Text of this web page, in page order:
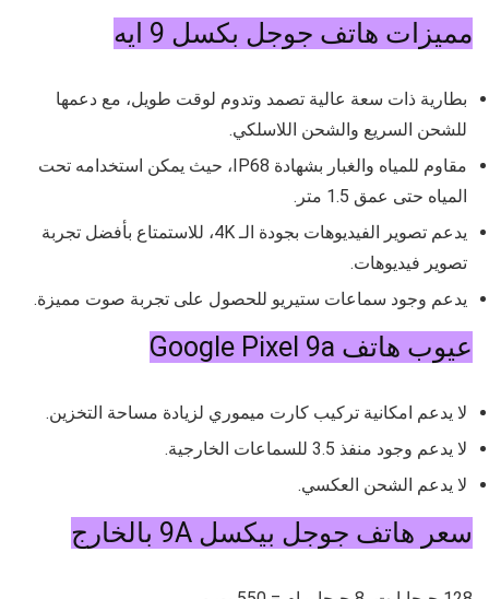
مميزات هاتف جوجل بكسل 9 ايه
بطارية ذات سعة عالية تصمد وتدوم لوقت طويل، مع دعمها
للشحن السريع والشحن اللاسلكي.
مقاوم للمياه والغبار بشهادة
IP68، حيث يمكن استخدامه تحت
المياه حتى عمق 1.5 متر.
يدعم تصوير الفيديوهات بجودة الـ 4K، للاستمتاع بأفضل تجربة
تصوير فيديوهات.
يدعم وجود سماعات ستيريو للحصول على تجربة صوت مميزة.
عيوب هاتف Google Pixel 9a
لا يدعم امكانية تركيب كارت ميموري لزيادة مساحة التخزين.
لا يدعم وجود منفذ 3.5 للسماعات الخارجية.
لا يدعم الشحن العكسي.
سعر هاتف جوجل بيكسل 9A بالخارج